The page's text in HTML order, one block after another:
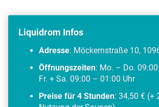
Liquidrom Infos
Adresse: Möckernstraße 10,
Öffnungszeiten: Mo. – Do.
Fr. + Sa. 09:00 – 01:00 Uhr
Preise für 4 Stunden: 34,50 € (+